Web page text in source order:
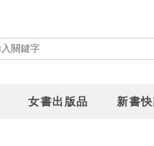
女書出版品 新書